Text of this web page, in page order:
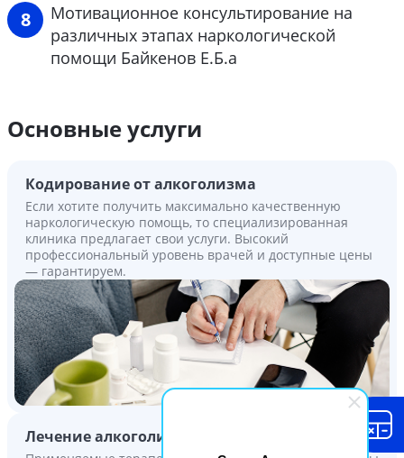
Мотивационное консультирование на
различных этапах наркологической
помощи Байкенов Е.Б.a
Основные услуги
Кодирование от алкоголизма
Если хотите получить максимально качественную
наркологическую помощь, то специализированная
клиника предлагает свои услуги. Высокий
профессиональный уровень врачей и доступные цены
— гарантируем.
Лечение алкоголизма